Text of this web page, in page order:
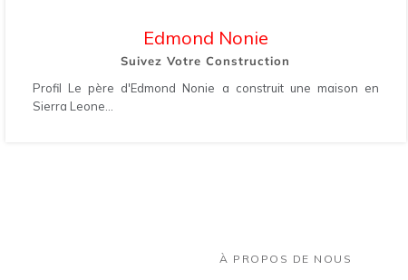
Edmond Nonie
Suivez Votre Construction
Profil Le père d'Edmond Nonie a construit une maison en
Sierra Leone...
À PROPOS DE NOUS